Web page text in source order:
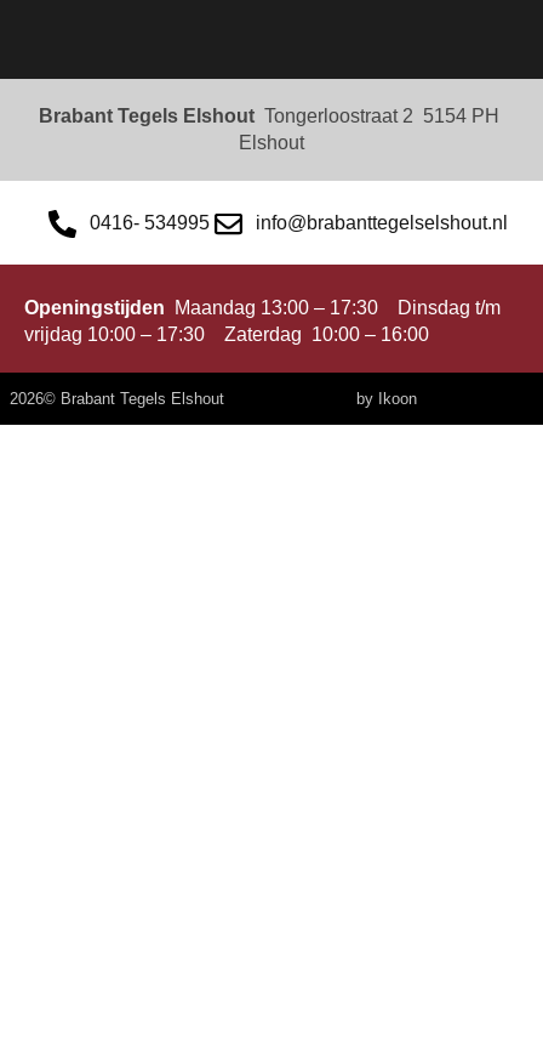
Brabant Tegels Elshout Tongerloostraat 2 5154 PH
Elshout
0416- 534995 info@brabanttegelselshout.nl
Openingstijden
Maandag 13:00 – 17:30 Dinsdag t/m
vrijdag 10:00 – 17:30 Zaterdag 10:00 – 16:00
2026© Brabant Tegels Elshout by Ikoon